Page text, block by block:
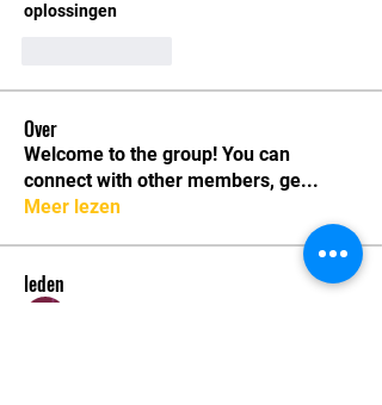
oplossingen
Over
Welcome to the group! You can
connect with other members, ge...
Meer lezen
leden